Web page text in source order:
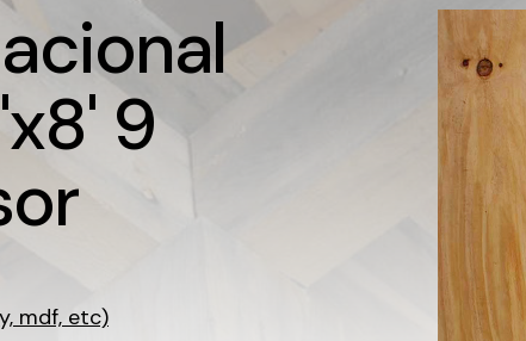
9
mdf, etc)